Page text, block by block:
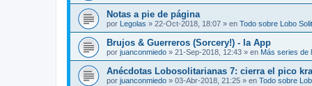
Notas a pie de página
por Legolas » 22-Oct-2018, 18:07 » en Todo sobre Lobo
Brujos & Guerreros (Sorcery!) - la App
por juanconmiedo » 21-Sep-2018, 12:43 » en Más series de
Anécdotas Lobosolitarianas 7: cierra el pico
por juanconmiedo » 03-Abr-2018, 21:25 » en Todo sobre